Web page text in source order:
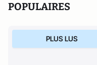
POPULAIRES
PLUS LUS